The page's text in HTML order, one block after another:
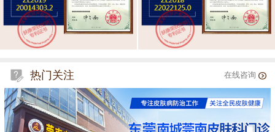
热门关注 在线咨询